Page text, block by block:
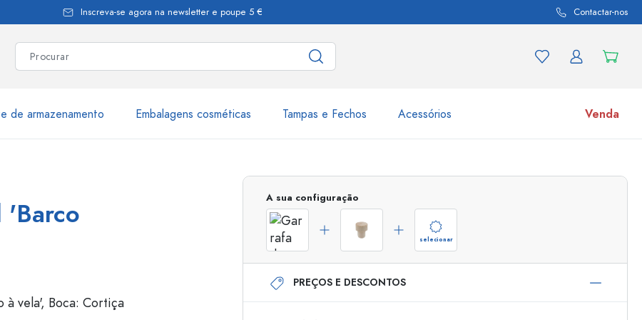
Inscreva-se agora na newsletter e poupe 5 € Contactar-nos
de armazenamento Embalagens cosméticas Tampas e Fechos Acessórios Venda
Frascos de pulverização
Dispensadores Airless
Frascos com roll-on
Frascos
Descubra agora
Compre agora
'Barco
A sua configuração
selecionar
PREÇOS E DESCONTOS